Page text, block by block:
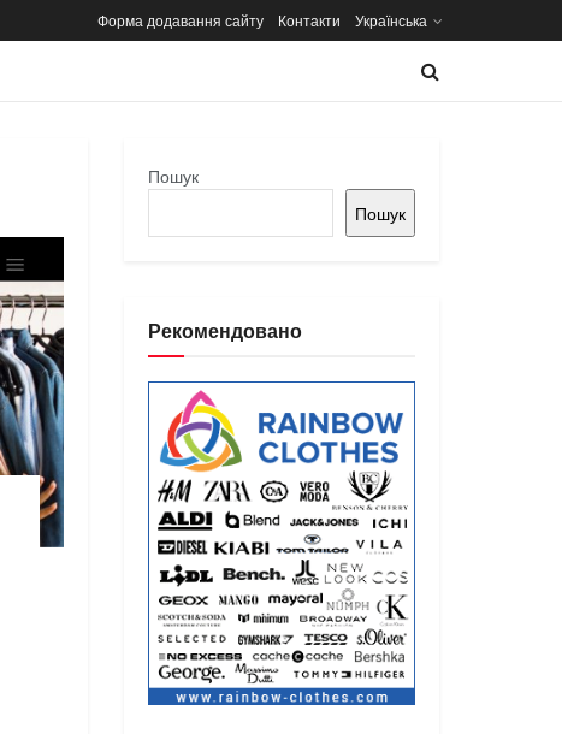
Форма додавання сайту Контакти Українська
Пошук
Пошук
Рекомендовано